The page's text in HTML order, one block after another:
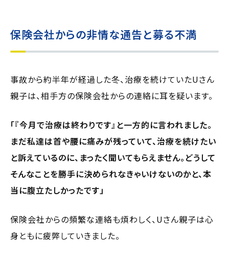
保険会社からの非情な通告と募る不満
事故から約半年が経過した冬、治療を続けていたUさん
親子は、相手方の保険会社からの連絡に耳を疑います。
「『今月で治療は終わりです』と一方的に言われました。
まだ私達は首や腰に痛みが残っていて、治療を続けたい
と訴えているのに、まったく聞いてもらえません。どうして
そんなことを勝手に決められなきゃいけないのかと、本
当に腹立たしかったです」
保険会社からの頻繁な連絡も煩わしく、Uさん親子は心
身ともに疲弊していきました。